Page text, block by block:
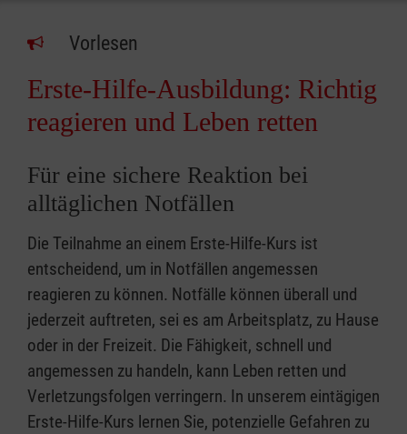
Vorlesen
Erste-Hilfe-Ausbildung: Richtig
reagieren und Leben retten
Für eine sichere Reaktion bei
alltäglichen Notfällen
Die Teilnahme an einem Erste-Hilfe-Kurs ist
entscheidend, um in Notfällen angemessen
reagieren zu können. Notfälle können überall und
jederzeit auftreten, sei es am Arbeitsplatz, zu Hause
oder in der Freizeit. Die Fähigkeit, schnell und
angemessen zu handeln, kann Leben retten und
Verletzungsfolgen verringern. In unserem eintägigen
Erste-Hilfe-Kurs lernen Sie, potenzielle Gefahren zu